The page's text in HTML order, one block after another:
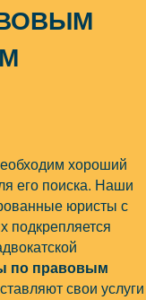
хороший
его поиска. Наши
юристы с
подкрепляется
по правовым
свои услуги